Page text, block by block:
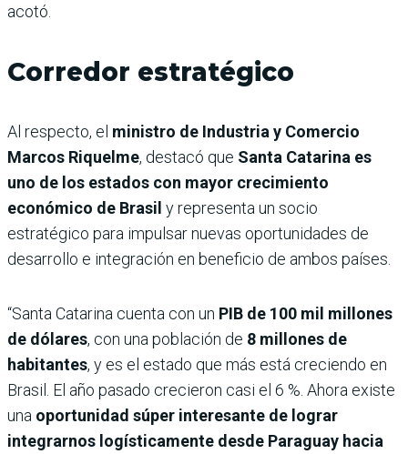
acotó.
Corredor estratégico
Al respecto, el ministro de Industria y Comercio
Marcos Riquelme, destacó que Santa Catarina es
uno de los estados con mayor crecimiento
económico de Brasil y representa un socio
estratégico para impulsar nuevas oportunidades de
desarrollo e integración en beneficio de ambos países.
“Santa Catarina cuenta con un PIB de 100 mil millones
de dólares, con una población de 8 millones de
habitantes, y es el estado que más está creciendo en
Brasil. El año pasado crecieron casi el 6 %. Ahora existe
una oportunidad súper interesante de lograr
integrarnos logísticamente desde Paraguay hacia